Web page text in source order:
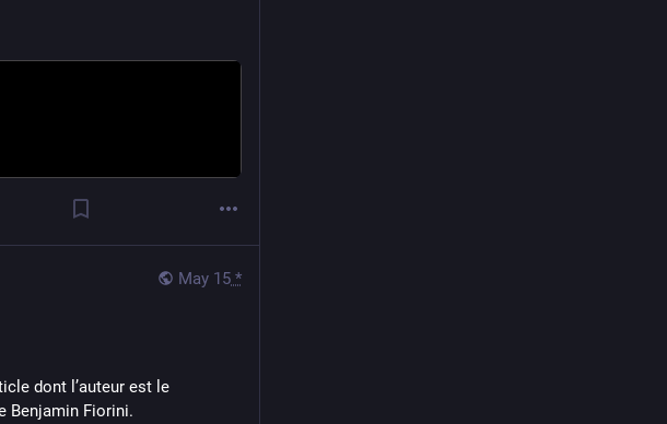
May 15 *
dont l’auteur est le
Benjamin Fiorini.